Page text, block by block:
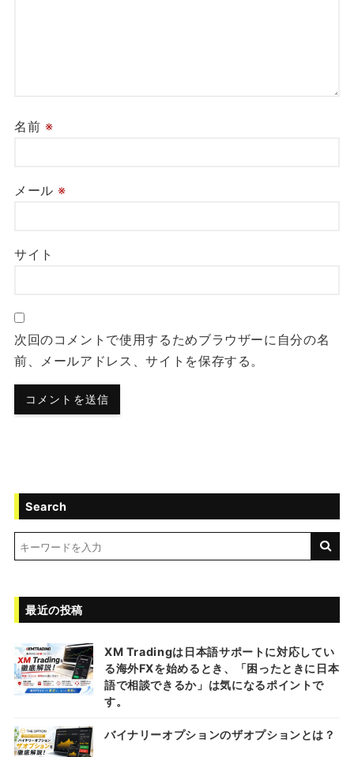
名前 ※
メール ※
サイト
次回のコメントで使用するためブラウザーに自分の名
前、メールアドレス、サイトを保存する。
Search
最近の投稿
XM Tradingは日本語サポートに対応してい
る海外FXを始めるとき、「困ったときに日本
語で相談できるか」は気になるポイントで
す。
バイナリーオプションのザオプションとは？